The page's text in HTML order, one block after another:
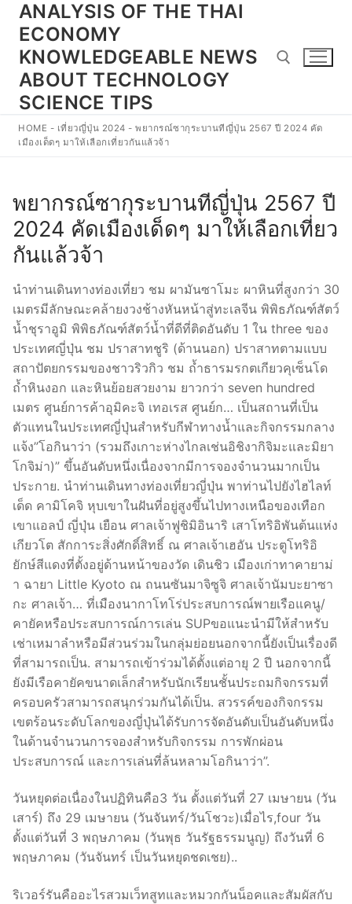
Skip
content
ANALYSIS OF THE THAI
ECONOMY
KNOWLEDGEABLE NEWS
ABOUT TECHNOLOGY
SCIENCE TIPS
Search for:
HOME - เที่ยวญี่ปุ่น 2024 -พยากรณ์ซากุระบานทีญี่ปุ่น 2567 ปี 2024 คัด
เมืองเด็ดๆ มาให้เลือกเที่ยวกันแล้วจ้า
พยากรณ์ซากุระบานทีญี่ปุ่น 2567 ปี
2024 คัดเมืองเด็ดๆ มาให้เลือกเที่ยว
กันแล้วจ้า
นำท่านเดินทางท่องเที่ยว ชม ผามันซาโมะ ผาหินที่สูงกว่า 30
เมตรมีลักษณะคล้ายงวงช้างหันหน้าสู่ทะเลจีน พิพิธภัณฑ์สัตว์
น้ำชุราอูมิ พิพิธภัณฑ์สัตว์น้ำที่ดีที่ติดอันดับ 1 ใน three ของ
ประเทศญี่ปุ่น ชม ปราสาทชูริ (ด้านนอก) ปราสาทตามแบบ
สถาปัตยกรรมของชาวริวกิว ชม ถ้ำธารมรกตเกียวคุเซ็นโด
ถ้ำหินงอก และหินย้อยสวยงาม ยาวกว่า seven hundred
เมตร ศูนย์การค้าอุมิคะจิ เทอเรส ศูนย์ก… เป็นสถานที่เป็น
ตัวแทนในประเทศญี่ปุ่นสำหรับกีฬาทางน้ำและกิจกรรมกลาง
แจ้ง”โอกินาว่า (รวมถึงเกาะห่างไกลเช่นอิชิงากิจิมะและมิยา
โกจิม่า)” ขึ้นอันดับหนึ่งเนื่องจากมีการจองจำนวนมากเป็น
ประกาย. นำท่านเดินทางท่องเที่ยวญี่ปุ่น พาท่านไปยังไฮไลท์
เด็ด คามิโคจิ หุบเขาในฝันที่อยู่สูงขึ้นไปทางเหนือของเทือก
เขาแอลป์ ญี่ปุ่น เยือน ศาลเจ้าฟูชิมิอินาริ เสาโทริอิพันต้นแห่ง
เกียวโต สักการะสิ่งศักดิ์สิทธิ์ ณ ศาลเจ้าเฮอัน ประตูโทริอิ
ยักษ์สีแดงที่ตั้งอยู่ด้านหน้าของวัด เดินชิว เมืองเก่าทาคายาม่
า ฉายา Little Kyoto ณ ถนนซันมาจิซูจิ ศาลเจ้านัมบะยาซา
กะ ศาลเจ้า… ที่เมืองนากาโทโร่ประสบการณ์พายเรือแคนู/
คายัคหรือประสบการณ์การเล่น SUPขอแนะนำมีให้สำหรับ
เช่าเหมาลำหรือมีส่วนร่วมในกลุ่มย่อยนอกจากนี้ยังเป็นเรื่องดี
ที่สามารถเป็น. สามารถเข้าร่วมได้ตั้งแต่อายุ 2 ปี นอกจากนี้
ยังมีเรือคายัคขนาดเล็กสำหรับนักเรียนชั้นประถมกิจกรรมที่
ครอบครัวสามารถสนุกร่วมกันได้เป็น. สวรรค์ของกิจกรรม
เขตร้อนระดับโลกของญี่ปุ่นได้รับการจัดอันดับเป็นอันดับหนึ่ง
ในด้านจำนวนการจองสำหรับกิจกรรม การพักผ่อน
ประสบการณ์ และการเล่นที่ล้นหลามโอกินาว่า”.
วันหยุดต่อเนื่องในปฏิทินคือ3 วัน ตั้งแต่วันที่ 27 เมษายน (วัน
เสาร์) ถึง 29 เมษายน (วันจันทร์/วันโชวะ)เมื่อไร,four วัน
ตั้งแต่วันที่ 3 พฤษภาคม (วันพุธ วันรัฐธรรมนูญ) ถึงวันที่ 6
พฤษภาคม (วันจันทร์ เป็นวันหยุดชดเชย)..
ริเวอร์รันคืออะไรสวมเว็ทสูทและหมวกกันน็อคและสัมผัสกับ